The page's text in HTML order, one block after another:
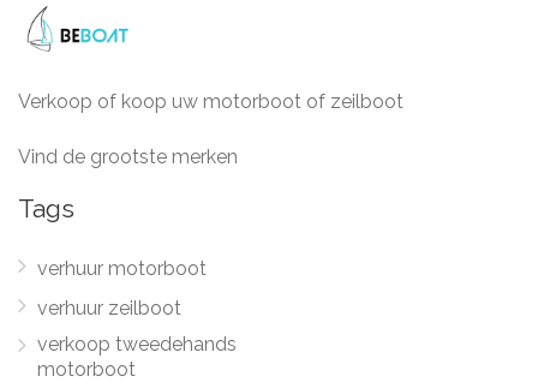
Verkoop of koop uw motorboot of zeilboot
Vind de grootste merken
Tags
verhuur motorboot
verhuur zeilboot
verkoop tweedehands
motorboot